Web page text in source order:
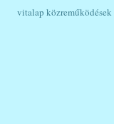
vitalap közreműködések